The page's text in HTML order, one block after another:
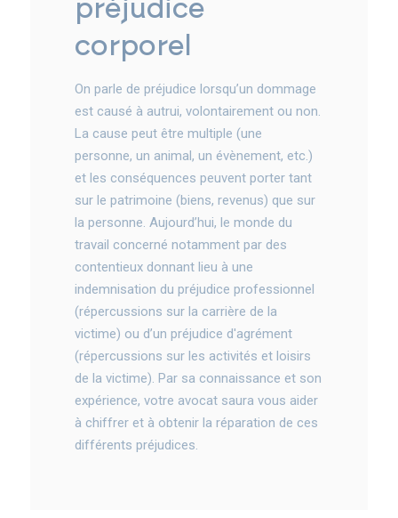
préjudice
corporel
On parle de préjudice lorsqu’un dommage
est causé à autrui, volontairement ou non.
La cause peut être multiple (une
personne, un animal, un évènement, etc.)
et les conséquences peuvent porter tant
sur le patrimoine (biens, revenus) que sur
la personne. Aujourd’hui, le monde du
travail concerné notamment par des
contentieux donnant lieu à une
indemnisation du préjudice professionnel
(répercussions sur la carrière de la
victime) ou d’un préjudice d'agrément
(répercussions sur les activités et loisirs
de la victime). Par sa connaissance et son
expérience, votre avocat saura vous aider
à chiffrer et à obtenir la réparation de ces
différents préjudices.